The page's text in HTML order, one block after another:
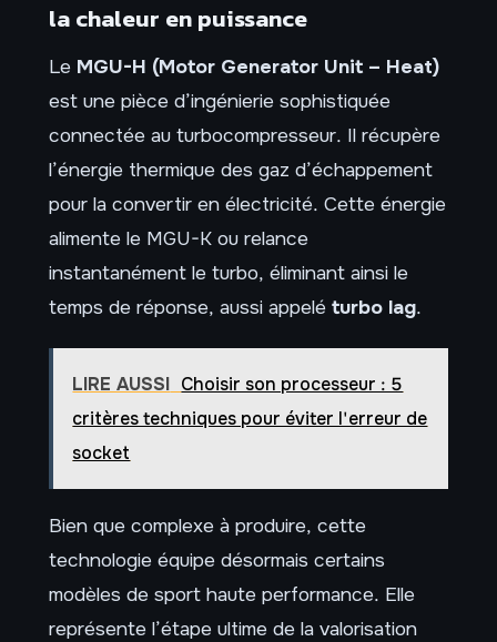
la chaleur en puissance
Le MGU-H (Motor Generator Unit – Heat)
est une pièce d’ingénierie sophistiquée
connectée au turbocompresseur. Il récupère
l’énergie thermique des gaz d’échappement
pour la convertir en électricité. Cette énergie
alimente le MGU-K ou relance
instantanément le turbo, éliminant ainsi le
temps de réponse, aussi appelé turbo lag.
LIRE AUSSI Choisir son processeur : 5
critères techniques pour éviter l'erreur de
socket
Bien que complexe à produire, cette
technologie équipe désormais certains
modèles de sport haute performance. Elle
représente l’étape ultime de la valorisation